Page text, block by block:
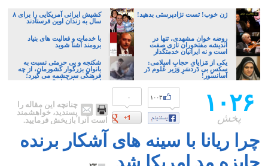
برگ
ژن خوب! تست نژادپرستی بدهید!
کشیش ایرانی آمریکایی را برای ۸
سال به زندان اوین فرستادند
روضه خوان مشهدی، تنها در
اندیشه مفتخوران تازی صفت
است و نه ایرانیان خدمتگذار
با خدمات و فعالیت های بنیاد
برومند آشنا شوید
یکی از مَزایایِ حجابِ اسلامی:
سکسِ بی دَردسَرِ وَزیر عُلوم دَر
آسانسور!
شکنجه و بی حرمتی نسبت به
بانوان بزرگوار کشورمان، از چه
فرهنگی سرچشمه می گیرد؛
ایرانی، و یا تازیان؟
۱۰۲۶
پخش
۰ ۱۰۰۳
چنانچه این مقاله را
پسندید، خواهشمند
است آنرا بازپخش فرمایید.
چرا ریانا با سینه های آشکار برنده